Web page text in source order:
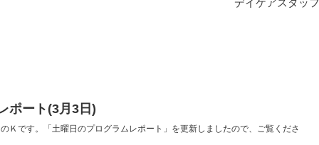
ポート(3月3日)
Ｋです。「土曜日のプログラムレポート」を更新しましたので、ご覧くださ